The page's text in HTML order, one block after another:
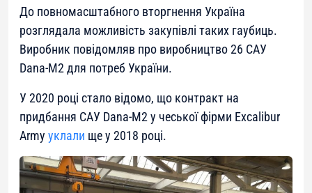
До повномасштабного вторгнення Україна
розглядала можливість закупівлі таких гаубиць.
Виробник повідомляв про виробництво 26 САУ
Dana-M2 для потреб України.
У 2020 році стало відомо, що контракт на
придбання САУ Dana-M2 у чеської фірми Excalibur
Army уклали ще у 2018 році.